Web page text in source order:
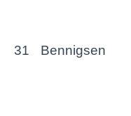
31
Bennigsen